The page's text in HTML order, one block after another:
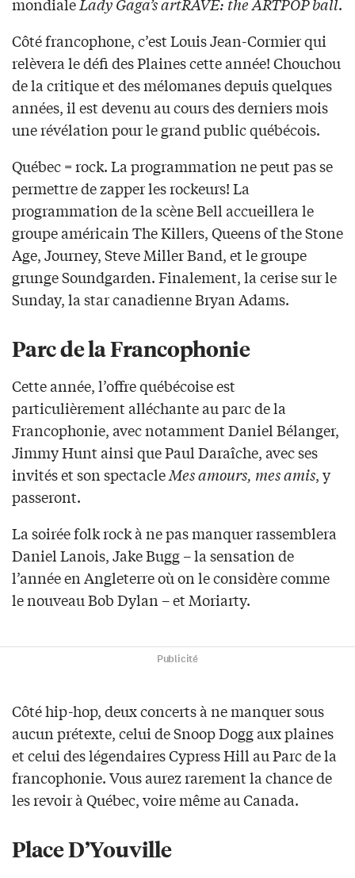
mondialeLady Gaga’s artRAVE: the ARTPOP ball.
Côté francophone, c’est Louis Jean-Cormier qui
relèvera le défi des Plaines cette année! Chouchou
de la critique et des mélomanes depuis quelques
années, il est devenu au cours des derniers mois
une révélation pour le grand public québécois.
Québec = rock. La programmation ne peut pas se
permettre de zapper les rockeurs! La
programmation de la scène Bell accueillera le
groupe américain The Killers, Queens of the Stone
Age, Journey, Steve Miller Band, et le groupe
grunge Soundgarden. Finalement, la cerise sur le
Sunday, la star canadienne Bryan Adams.
Parc de la Francophonie
Cette année, l’offre québécoise est
particulièrement alléchante au parc de la
Francophonie, avec notamment Daniel Bélanger,
Jimmy Hunt ainsi que Paul Daraîche, avec ses
invités et son spectacleMes amours, mes amis, y
passeront.
La soirée folk rock à ne pas manquer rassemblera
Daniel Lanois, Jake Bugg – la sensation de
l’année en Angleterre où on le considère comme
le nouveau Bob Dylan – et Moriarty.
Publicité
Côté hip-hop, deux concerts à ne manquer sous
aucun prétexte, celui de Snoop Dogg aux plaines
et celui des légendaires Cypress Hill au Parc de la
francophonie. Vous aurez rarement la chance de
les revoir à Québec, voire même au Canada.
Place D’Youville